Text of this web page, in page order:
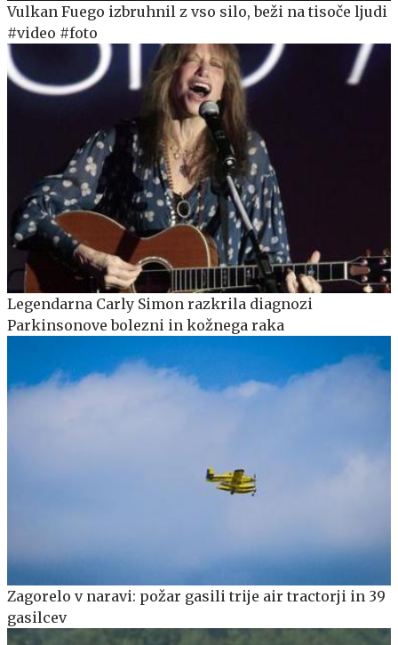
Vulkan Fuego izbruhnil z vso silo, beži na tisoče ljudi
#video #foto
Legendarna Carly Simon razkrila diagnozi
Parkinsonove bolezni in kožnega raka
Zagorelo v naravi: požar gasili trije air tractorji in 39
gasilcev